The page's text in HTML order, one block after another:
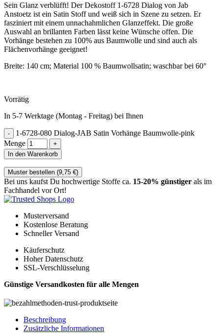
Sein Glanz verblüfft! Der Dekostoff 1-6728 Dialog von Jab
Anstoetz ist ein Satin Stoff und weiß sich in Szene zu setzen. Er
fasziniert mit einem unnachahmlichen Glanzeffekt. Die große
Auswahl an brillanten Farben lässt keine Wünsche offen. Die
Vorhänge bestehen zu 100% aus Baumwolle und sind auch als
Flächenvorhänge geeignet!
Breite: 140 cm; Material 100 % Baumwollsatin; waschbar bei 60°
Vorrätig
In 5-7 Werktage (Montag - Freitag) bei Ihnen
1-6728-080 Dialog-JAB Satin Vorhänge Baumwolle-pink
Menge
In den Warenkorb
Muster bestellen (9,75 €)
Bei uns kaufst Du hochwertige Stoffe ca. 15-20% günstiger als im
Fachhandel vor Ort!
Musterversand
Kostenlose Beratung
Schneller Versand
Käuferschutz
Hoher Datenschutz
SSL-Verschlüsselung
Günstige Versandkosten für alle Mengen
Beschreibung
Zusätzliche Informationen